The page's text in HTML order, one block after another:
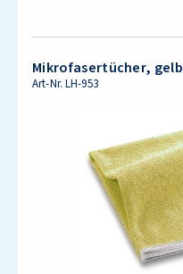
Mikrofasertücher, gelb
Art-Nr.LH-953